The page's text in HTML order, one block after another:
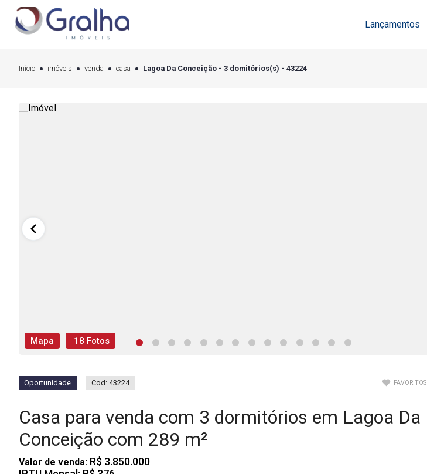
Lançamentos
Início imóveis venda casa Lagoa Da Conceição - 3 domitórios(s) - 43224
Mapa 18 Fotos
Oportunidade Cod: 43224 FAVORITOS
Casa para venda com 3 dormitórios em Lagoa Da
Conceição com 289 m²
Valor de venda: R$ 3.850.000